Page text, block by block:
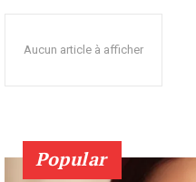
Aucun article à afficher
Popular